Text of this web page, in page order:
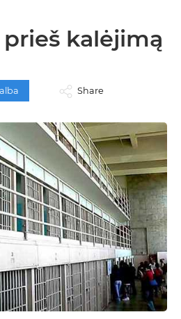
kalėjimą
Share